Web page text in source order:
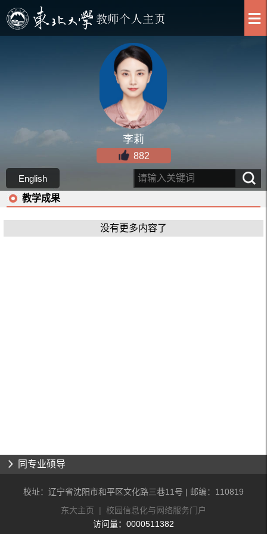
李莉
882
English
教学成果
没有更多内容了
同专业硕导
校址：辽宁省沈阳市和平区文化路三巷11号 | 邮编：110819
东大主页 | 校园信息化与网络服务门户
访问量： 0000511382